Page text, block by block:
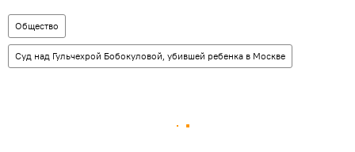
Общество
Суд над Гульчехрой Бобокуловой, убившей ребенка в Москве